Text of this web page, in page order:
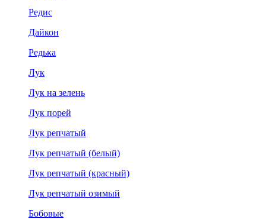
Редис
Дайкон
Редька
Лук
Лук на зелень
Лук порей
Лук репчатый
Лук репчатый (белый)
Лук репчатый (красный)
Лук репчатый озимый
Бобовые